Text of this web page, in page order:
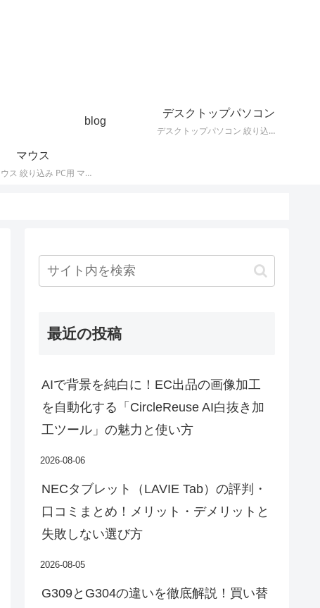
blog
デスクトップパソコン
デスクトップパソコン 絞り込み デスクトップPCの最新モデルやスペック・仕様に関する情報。
マウス
PC用 マウス 絞り込み PC用 マウス 最新モデルやスペック・仕様に関する情報。ワイヤレスマウス、有線マウス、接続タイプなど。
最近の投稿
AIで背景を純白に！EC出品の画像加工
を自動化する「CircleReuse AI白抜き加
工ツール」の魅力と使い方
2026-08-06
NECタブレット（LAVIE Tab）の評判・
口コミまとめ！メリット・デメリットと
失敗しない選び方
2026-08-05
G309とG304の違いを徹底解説！買い替